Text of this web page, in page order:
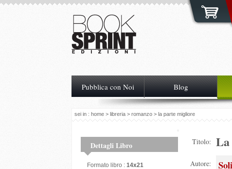
Pubblica con Noi Blog
sei in : home > libreria > romanzo > la parte migliore
Dettagli Libro
Formato libro : 14x21
Titolo:
Autore: